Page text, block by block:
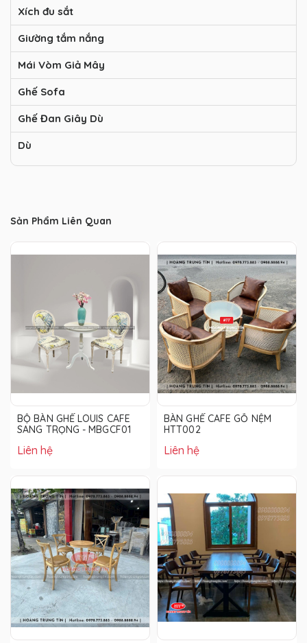
Xích đu sắt
Giường tắm nắng
Mái Vòm Giả Mây
Ghế Sofa
Ghế Đan Giây Dù
Dù
Sản Phẩm Liên Quan
BỘ BÀN GHẾ LOUIS CAFE
SANG TRỌNG - MBGCF01
Liên hệ
BÀN GHẾ CAFE GỖ NỆM
HTT002
Liên hệ